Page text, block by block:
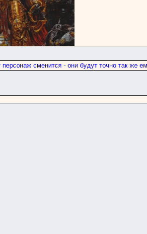
персонаж сменится - они будут точно так же